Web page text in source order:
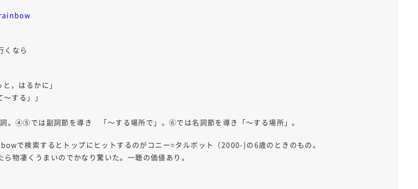
なら
，はるかに」
する」」
。④⑤では副詞節を導き 「～する場所で」。⑥では名詞節を導き「～する場所」。
で検索するとトップにヒットするのがコニー=タルボット（2000-)の6歳のときのもの。
物凄くうまいのでかなり驚いた。一聴の価値あり。